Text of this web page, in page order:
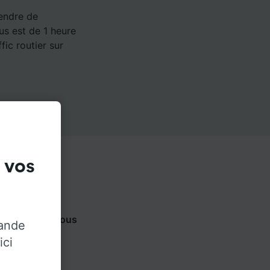
de
est de 1 heure
routier sur
ci-dessous